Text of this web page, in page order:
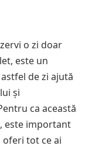
o zi doar
este un
de zi ajută
și
ca această
este important
oferi tot ce ai